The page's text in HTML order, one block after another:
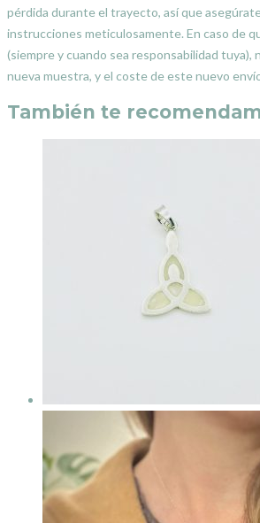
pérdida durante el trayecto, así que
instrucciones meticulosamente. En caso de
(siempre y cuando sea responsabilidad tuya),
nueva muestra, y el coste de este nuevo
También te